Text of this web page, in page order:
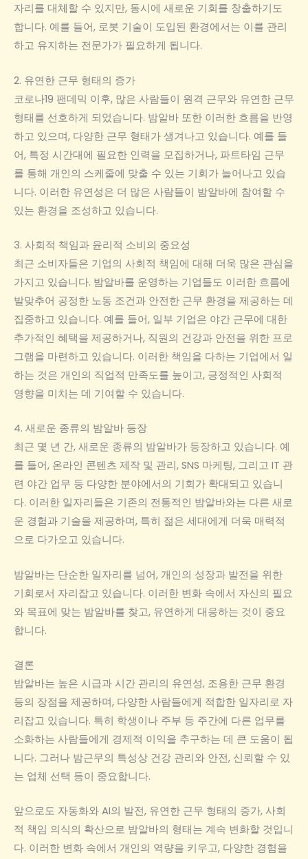
자리를 대체할 수 있지만, 동시에 새로운 기회를 창출하기도
합니다. 예를 들어, 로봇 기술이 도입된 환경에서는 이를 관리
하고 유지하는 전문가가 필요하게 됩니다.
2. 유연한 근무 형태의 증가
코로나19 팬데믹 이후, 많은 사람들이 원격 근무와 유연한 근무
형태를 선호하게 되었습니다. 밤알바 또한 이러한 흐름을 반영
하고 있으며, 다양한 근무 형태가 생겨나고 있습니다. 예를 들
어, 특정 시간대에 필요한 인력을 모집하거나, 파트타임 근무
를 통해 개인의 스케줄에 맞출 수 있는 기회가 늘어나고 있습
니다. 이러한 유연성은 더 많은 사람들이 밤알바에 참여할 수
있는 환경을 조성하고 있습니다.
3. 사회적 책임과 윤리적 소비의 중요성
최근 소비자들은 기업의 사회적 책임에 대해 더욱 많은 관심을
가지고 있습니다. 밤알바를 운영하는 기업들도 이러한 흐름에
발맞추어 공정한 노동 조건과 안전한 근무 환경을 제공하는 데
집중하고 있습니다. 예를 들어, 일부 기업은 야간 근무에 대한
추가적인 혜택을 제공하거나, 직원의 건강과 안전을 위한 프로
그램을 마련하고 있습니다. 이러한 책임을 다하는 기업에서 일
하는 것은 개인의 직업적 만족도를 높이고, 긍정적인 사회적
영향을 미치는 데 기여할 수 있습니다.
4. 새로운 종류의 밤알바 등장
최근 몇 년 간, 새로운 종류의 밤알바가 등장하고 있습니다. 예
를 들어, 온라인 콘텐츠 제작 및 관리, SNS 마케팅, 그리고 IT 관
련 야간 업무 등 다양한 분야에서의 기회가 확대되고 있습니
다. 이러한 일자리들은 기존의 전통적인 밤알바와는 다른 새로
운 경험과 기술을 제공하며, 특히 젊은 세대에게 더욱 매력적
으로 다가오고 있습니다.
밤알바는 단순한 일자리를 넘어, 개인의 성장과 발전을 위한
기회로서 자리잡고 있습니다. 이러한 변화 속에서 자신의 필요
와 목표에 맞는 밤알바를 찾고, 유연하게 대응하는 것이 중요
합니다.
결론
밤알바는 높은 시급과 시간 관리의 유연성, 조용한 근무 환경
등의 장점을 제공하며, 다양한 사람들에게 적합한 일자리로 자
리잡고 있습니다. 특히 학생이나 주부 등 주간에 다른 업무를
소화하는 사람들에게 경제적 이익을 추구하는 데 큰 도움이 됩
니다. 그러나 밤근무의 특성상 건강 관리와 안전, 신뢰할 수 있
는 업체 선택 등이 중요합니다.
앞으로도 자동화와 AI의 발전, 유연한 근무 형태의 증가, 사회
적 책임 의식의 확산으로 밤알바의 형태는 계속 변화할 것입니
다. 이러한 변화 속에서 개인의 역량을 키우고, 다양한 경험을